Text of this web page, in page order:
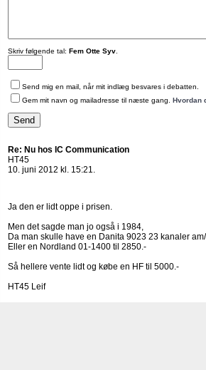
Skriv følgende tal: Fem Otte Syv
Send mig en mail, når mit indlæg besvares i debatten.
Gem mit navn og mailadresse til næste gang. Hvordan
Re: Nu hos IC Communication
HT45
10. juni 2012 kl. 15:21.
Ja den er lidt oppe i prisen.
Men det sagde man jo også i 1984,
Da man skulle have en Danita 9023 23 kanaler
Eller en Nordland 01-1400 til 2850.-
Så hellere vente lidt og købe en HF til 5000.-
HT45 Leif